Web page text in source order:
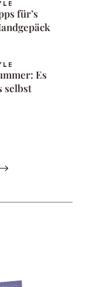
für’s
Es
selbst